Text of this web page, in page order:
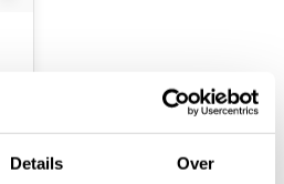
Details Over